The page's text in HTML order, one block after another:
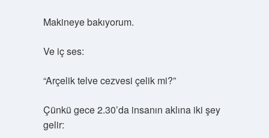
Makineye bakıyorum.
Ve iç ses:
“Arçelik telve cezvesi çelik mi?”
Çünkü gece 2.30’da insanın aklına iki şey
gelir: